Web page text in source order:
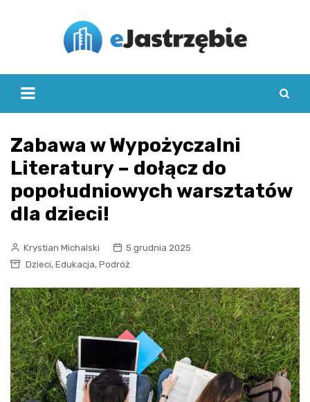
Zabawa w Wypożyczalni
Literatury – dołącz do
popołudniowych warsztatów
dla dzieci!
Krystian Michalski
5 grudnia 2025
Dzieci, Edukacja, Podróż